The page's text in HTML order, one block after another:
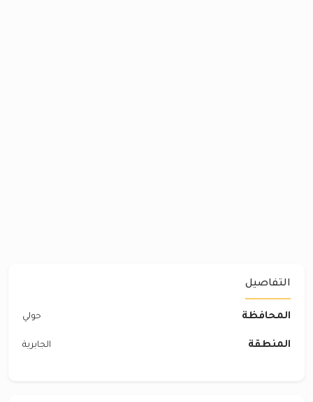
التفاصيل
المحافظة حولي
المنطقة الجابرية